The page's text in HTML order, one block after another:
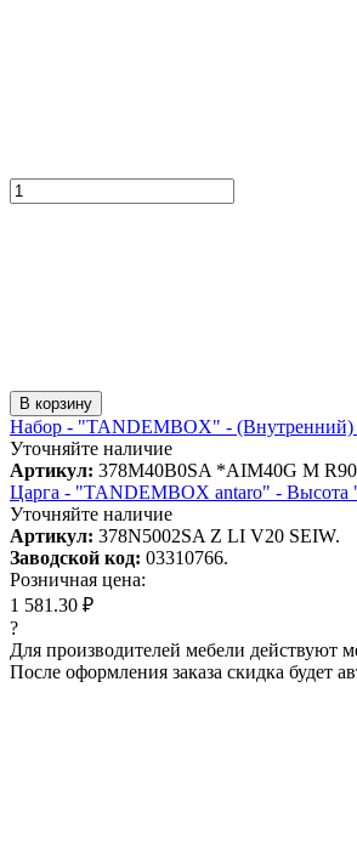
В корзину
Набор - "TANDEMBOX" -
Уточняйте наличие
Артикул: 378M40B0SA *AIM40G M
Царга - "TANDEMBOX antaro" -
Уточняйте наличие
Артикул: 378N5002SA Z LI V20 SEIW.
Заводской код: 03310766.
Розничная цена:
1 581.30 ₽
?
Для производителей мебели действуют
После оформления заказа скидка будет